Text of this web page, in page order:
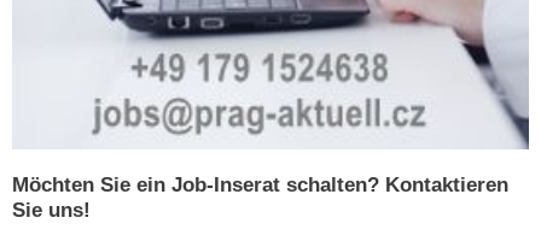
Möchten Sie ein Job-Inserat schalten? Kontaktieren
Sie uns!